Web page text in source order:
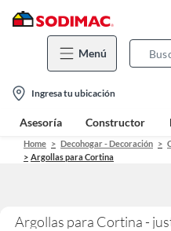
Menú
location-
icon
Ingresa tu ubicación
Asesoría Constructor
Home Decohogar - Decoración
Argollas para Cortina
Argollas para Cortina -